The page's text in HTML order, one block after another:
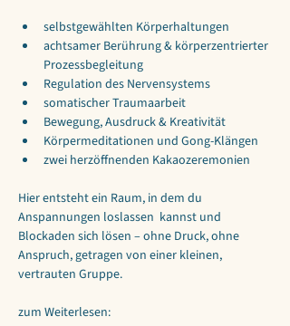
selbstgewählten Körperhaltungen
achtsamer Berührung & körperzentrierter
Prozessbegleitung
Regulation des Nervensystems
somatischer Traumaarbeit
Bewegung, Ausdruck & Kreativität
Körpermeditationen und Gong-Klängen
zwei herzöffnenden Kakaozeremonien
Hier entsteht ein Raum, in dem du
Anspannungen loslassen  kannst und
Blockaden sich lösen – ohne Druck, ohne
Anspruch, getragen von einer kleinen,
vertrauten Gruppe.
zum Weiterlesen: